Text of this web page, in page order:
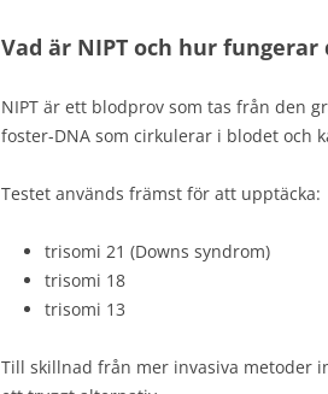
Vad är NIPT och hur fungerar
NIPT är ett blodprov som tas från den
foster-DNA som cirkulerar i blodet och
Testet används främst för att upptäcka:
trisomi 21 (Downs syndrom)
trisomi 18
trisomi 13
Till skillnad från mer invasiva metoder